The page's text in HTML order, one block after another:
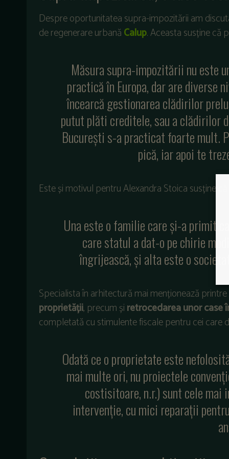
Despre oportunitatea supra-impozitării am
de regenerare urbanăCalup. Aceasta susține că
Măsura supra-impozitării nu este
practică în Europa, dar are diverse
încearcă gestionarea clădirilor
putut plăti creditele, sau a clădirilor
București s-a practicat foarte mult.
pică, iar apoi te
Este și motivul pentru Alexandra Stoica susține
Una este o familie care și-a primit
care statul a dat-o pe chirie
îngrijească, și alta este o
Specialista în arhitectură mai menționează
proprietății, precum șiretrocedarea unor case
completată cu stimulente fiscale pentru cei care
Odată ce o proprietate este
mai multe ori, nu proiectele
costisitoare, n.r.) sunt cele mai
intervenție, cu mici reparații